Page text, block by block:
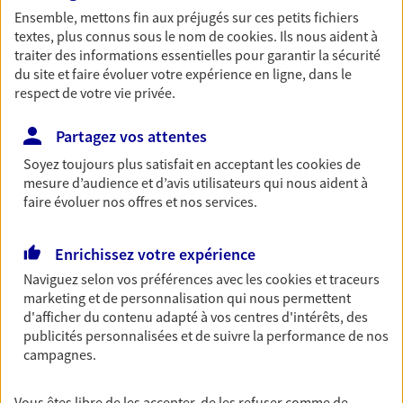
Découvrir les offres Épargne
Retraite
Préparez sereinement ce nouveau chapitre de
votre vie avec les conseils d'un expert. Découvrez
notre solution PER (Plan Epargne Retraite)
spécialement conçue pour la retraite.
Découvrir l'offre Retraite
Prévoyance
Pour un avenir serein, assurez-vous avec notre
contrat prévoyance. Préservez vos proches en cas
d'accident ou de maladie en optant pour les
garanties incapacité temporaire totale de travail,
invalidité ou de décès.
Découvrir l'offre Prévoyance
Ensemble, mettons fin aux préjugés sur ces petits fichiers
textes, plus connus sous le nom decookies. Ils nous aident à
traiter des informations essentielles pour garantir la sécurité
du site et faire évoluer votre expérience en ligne, dans le
respect de votre vie privée.
Partagez vos attentes
Soyez toujours plus satisfait en acceptant lescookiesde
mesure d’audience et d’avis utilisateurs qui nous aident à
faire évoluer nos offres et nos services.
Enrichissez votre expérience
Naviguez selon vos préférences avec lescookies et traceurs
marketing et de personnalisation qui nous permettent
d'afficher du contenu adapté à vos centres d'intérêts, des
publicités personnalisées et de suivre la performance de nos
campagnes.